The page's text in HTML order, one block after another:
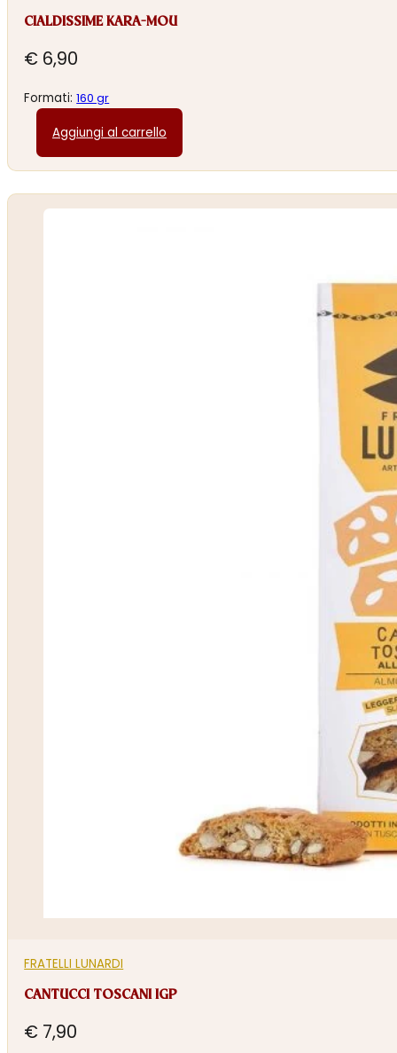
CIALDISSIME KARA-MOU
€ 6,90
Formati:160 gr
Aggiungi al carrello
FRATELLI LUNARDI
CANTUCCI TOSCANI IGP
€ 7,90